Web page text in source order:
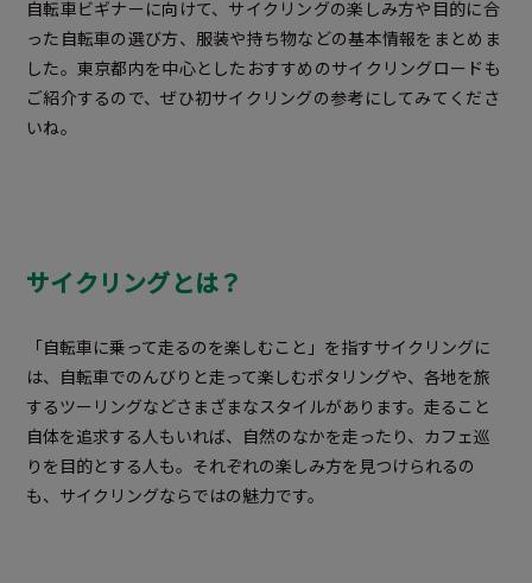
自転車ビギナーに向けて、サイクリングの楽しみ方や目的に合
った自転車の選び方、服装や持ち物などの基本情報をまとめま
した。東京都内を中心としたおすすめのサイクリングロードも
ご紹介するので、ぜひ初サイクリングの参考にしてみてくださ
いね。
サイクリングとは？
「自転車に乗って走るのを楽しむこと」を指すサイクリングに
は、自転車でのんびりと走って楽しむポタリングや、各地を旅
するツーリングなどさまざまなスタイルがあります。走ること
自体を追求する人もいれば、自然のなかを走ったり、カフェ巡
りを目的とする人も。それぞれの楽しみ方を見つけられるの
も、サイクリングならではの魅力です。